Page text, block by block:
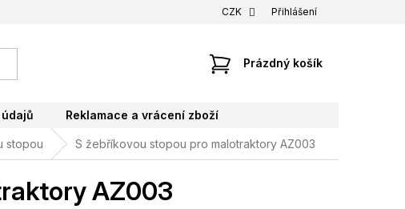
CZK Přihlášení
NÁKUPNÍ
Prázdný košík
Reklamace a vrácení zboží
stopou S žebříkovou stopou pro malotraktory AZ003
AZ003